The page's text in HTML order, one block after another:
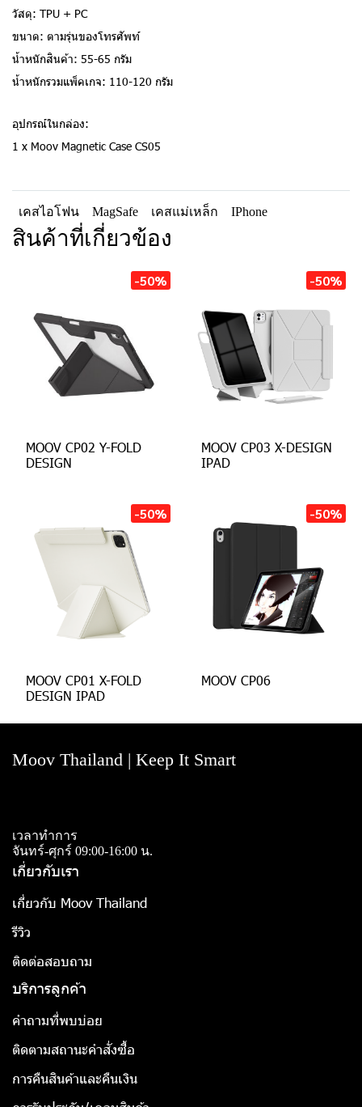
วัสดุ: TPU + PC
ขนาด: ตามรุ่นของโทรศัพท์
น้ำหนักสินค้า: 55-65 กรัม
น้ำหนักรวมแพ็คเกจ: 110-120 กรัม
อุปกรณ์ในกล่อง:
1 x Moov Magnetic Case CS05
เคสไอโฟน MagSafe เคสแม่เหล็ก IPhone
สินค้าที่เกี่ยวข้อง
-50%
MOOV CP02 Y-FOLD
DESIGN
-50%
MOOV CP03 X-DESIGN
IPAD
-50%
MOOV CP01 X-FOLD
DESIGN IPAD
-50%
MOOV CP06
Moov Thailand | Keep It Smart
เวลาทำการ
จันทร์-ศุกร์ 09:00-16:00 น.
เกี่ยวกับเรา
เกี่ยวกับ Moov Thailand
รีวิว
ติดต่อสอบถาม
บริการลูกค้า
คำถามที่พบบ่อย
ติดตามสถานะคำสั่งซื้อ
การคืนสินค้าและคืนเงิน